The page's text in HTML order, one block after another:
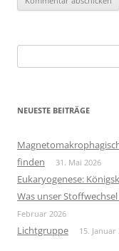
nach:
NEUESTE BEITRÄGE
finden
31. Mai 2026
Eukaryogenese:
Was unser
Februar 2026
Lichtgruppe 15. Januar